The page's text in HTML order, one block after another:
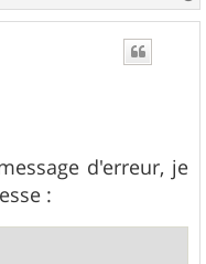
a
u
d'erreur, je
: